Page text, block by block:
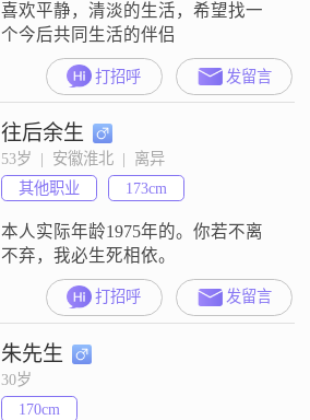
喜欢平静，清淡的生活，希望找一
个今后共同生活的伴侣
打招呼 发留言
往后余生
53岁  |  安徽淮北  |  离异
其他职业
173cm
本人实际年龄1975年的。你若不离
不弃，我必生死相依。
打招呼 发留言
朱先生
30岁
170cm